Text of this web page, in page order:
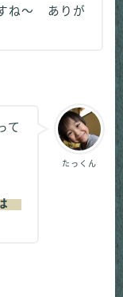
ね～ ありが
たっくん
て